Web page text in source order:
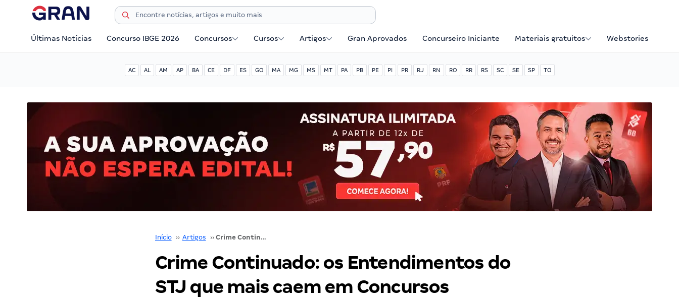
Últimas Notícias Concurso IBGE 2026 Concursos Cursos Artigos Gran Aprovados Concurseiro Iniciante Materiais gratuitos Webstories
AC AL AM AP BA CE DF ES GO MA MG MS MT PA PB PE PI PR RJ RN RO RR RS SC SE SP TO
Início ›› Artigos ›› Crime Continuado: os Entendimentos do STJ que mais caem em Concursos Públicos
Crime Continuado: os Entendimentos do
STJ que mais caem em Concursos